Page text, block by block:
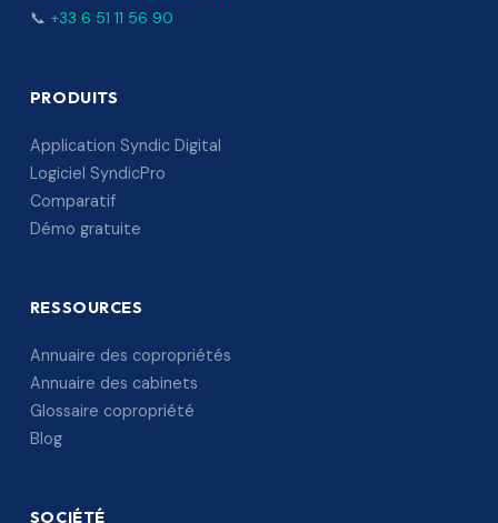
📞 +33 6 51 11 56 90
PRODUITS
Application Syndic Digital
Logiciel SyndicPro
Comparatif
Démo gratuite
RESSOURCES
Annuaire des copropriétés
Annuaire des cabinets
Glossaire copropriété
Blog
SOCIÉTÉ